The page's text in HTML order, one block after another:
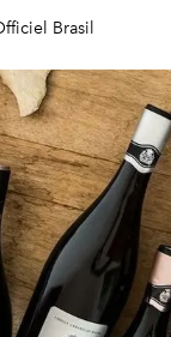
Brasil